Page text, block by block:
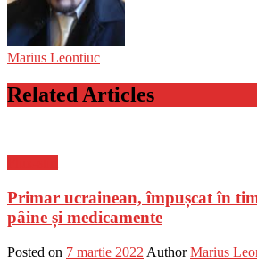
Marius Leontiuc
Related Articles
Primar ucrainean, împușcat în
pâine și medicamente
Posted on 7 martie 2022 Author Marius